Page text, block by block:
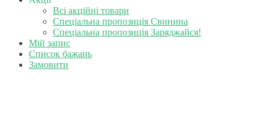
Всі акційні товари
Спеціальна пропозиція Свинина
Спеціальна пропозиція Заряджайся!
Мій запис
Список бажань
Замовити